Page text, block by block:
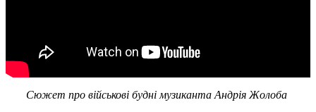
Сюжет про військові будні музиканта Андрія Жолоба